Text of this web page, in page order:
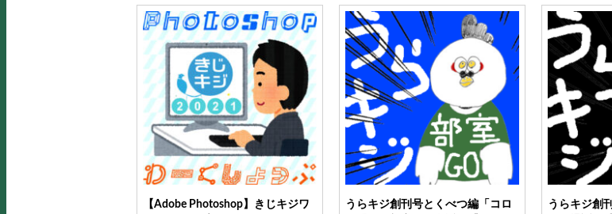
【Adobe Photoshop】きじキジワ
うらキジ創刊号とくべつ編「コロ
うらキジ創